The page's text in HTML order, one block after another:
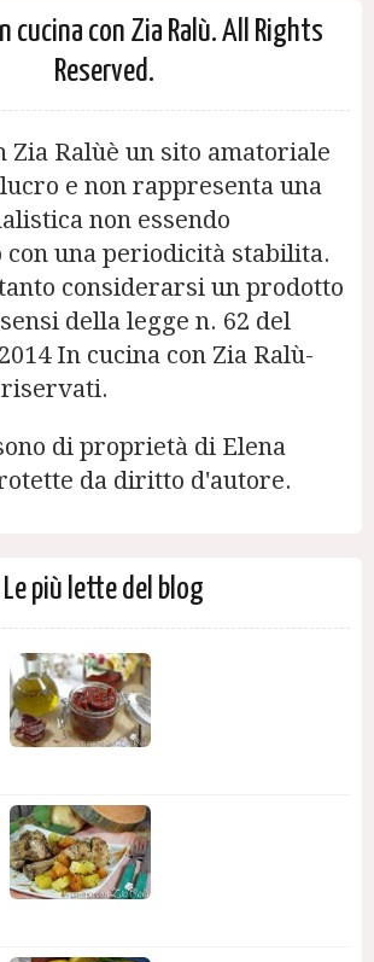
cucina con Zia Ralù. All Rights
Reserved.
Zia Ralùè un sito amatoriale
e non rappresenta una
non essendo
con una periodicità stabilita.
considerarsi un prodotto
della legge n. 62 del
In cucina con Zia Ralù-
di proprietà di Elena
da diritto d'autore.
Le più lette del blog